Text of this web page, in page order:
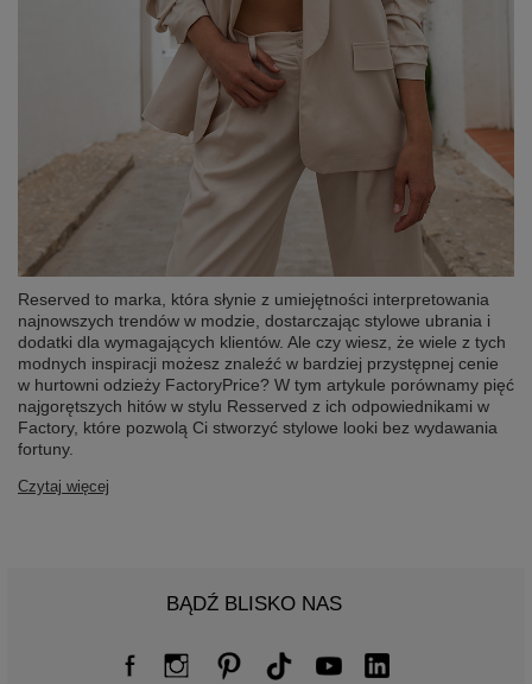
Reserved to marka, która słynie z umiejętności interpretowania
najnowszych trendów w modzie, dostarczając stylowe ubrania i
dodatki dla wymagających klientów. Ale czy wiesz, że wiele z tych
modnych inspiracji możesz znaleźć w bardziej przystępnej cenie
w hurtowni odzieży FactoryPrice? W tym artykule porównamy pięć
najgorętszych hitów w stylu Resserved z ich odpowiednikami w
Factory, które pozwolą Ci stworzyć stylowe looki bez wydawania
fortuny.
Czytaj więcej
BĄDŹ BLISKO NAS